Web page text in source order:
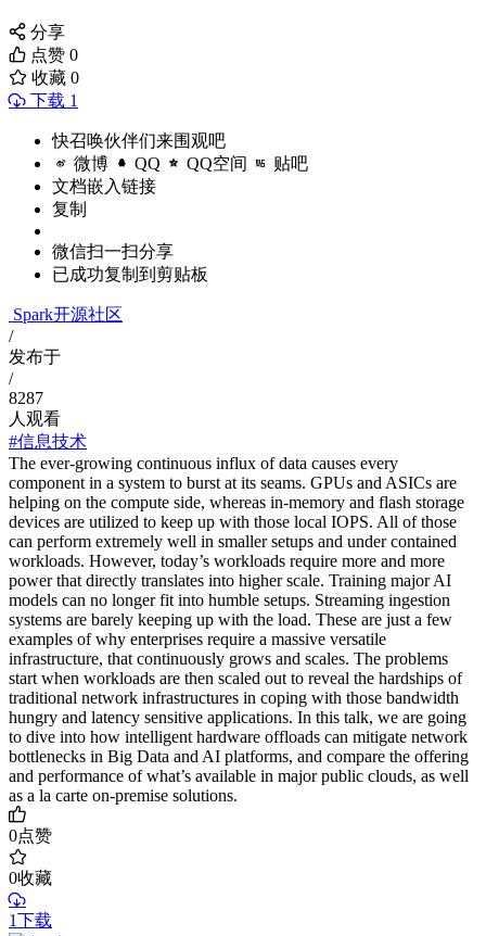
分享
点赞 0
收藏 0
下载 1
快召唤伙伴们来围观吧
微博 QQ QQ空间 贴吧
文档嵌入链接
复制
微信扫一扫分享
已成功复制到剪贴板
Spark开源社区
/
发布于
/
8287
人观看
#信息技术
The ever-growing continuous influx of data causes every
component in a system to burst at its seams. GPUs and ASICs are
helping on the compute side, whereas in-memory and flash storage
devices are utilized to keep up with those local IOPS. All of those
can perform extremely well in smaller setups and under contained
workloads. However, today’s workloads require more and more
power that directly translates into higher scale. Training major AI
models can no longer fit into humble setups. Streaming ingestion
systems are barely keeping up with the load. These are just a few
examples of why enterprises require a massive versatile
infrastructure, that continuously grows and scales. The problems
start when workloads are then scaled out to reveal the hardships of
traditional network infrastructures in coping with those bandwidth
hungry and latency sensitive applications. In this talk, we are going
to dive into how intelligent hardware offloads can mitigate network
bottlenecks in Big Data and AI platforms, and compare the offering
and performance of what’s available in major public clouds, as well
as a la carte on-premise solutions.
0点赞
0收藏
1下载